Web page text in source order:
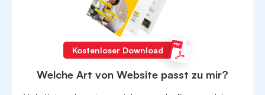
Kostenloser Download
Welche Art von Website passt zu mir?